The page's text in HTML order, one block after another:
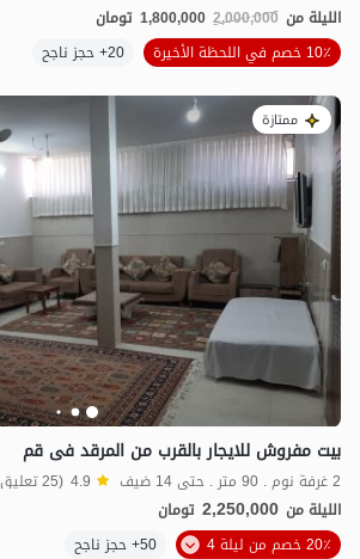
الليلة من 2,000,000
1,800,000 تومان
10٪ خصم في اللحظة الأخيرة
20+ حجز ناجح
ممتازة
بیت مفروش للایجار بالقرب من المرقد فی قم
2 غرفة نوم . 90 متر . حتى 14 ضيف 4.9 (25 تعليق)
الليلة من 2,250,000 تومان
20٪ خصم من ليلة 4
50+ حجز ناجح